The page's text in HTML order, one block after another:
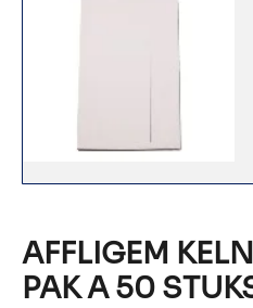
AFFLIGEM
PAK A 50